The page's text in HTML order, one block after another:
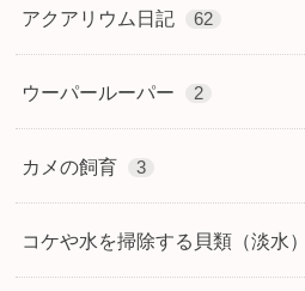
アクアリウム日記 62
ウーパールーパー 2
カメの飼育 3
コケや水を掃除する貝類（淡水）